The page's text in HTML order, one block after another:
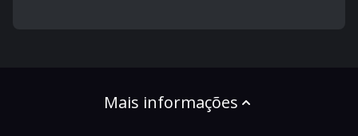
Mais informações